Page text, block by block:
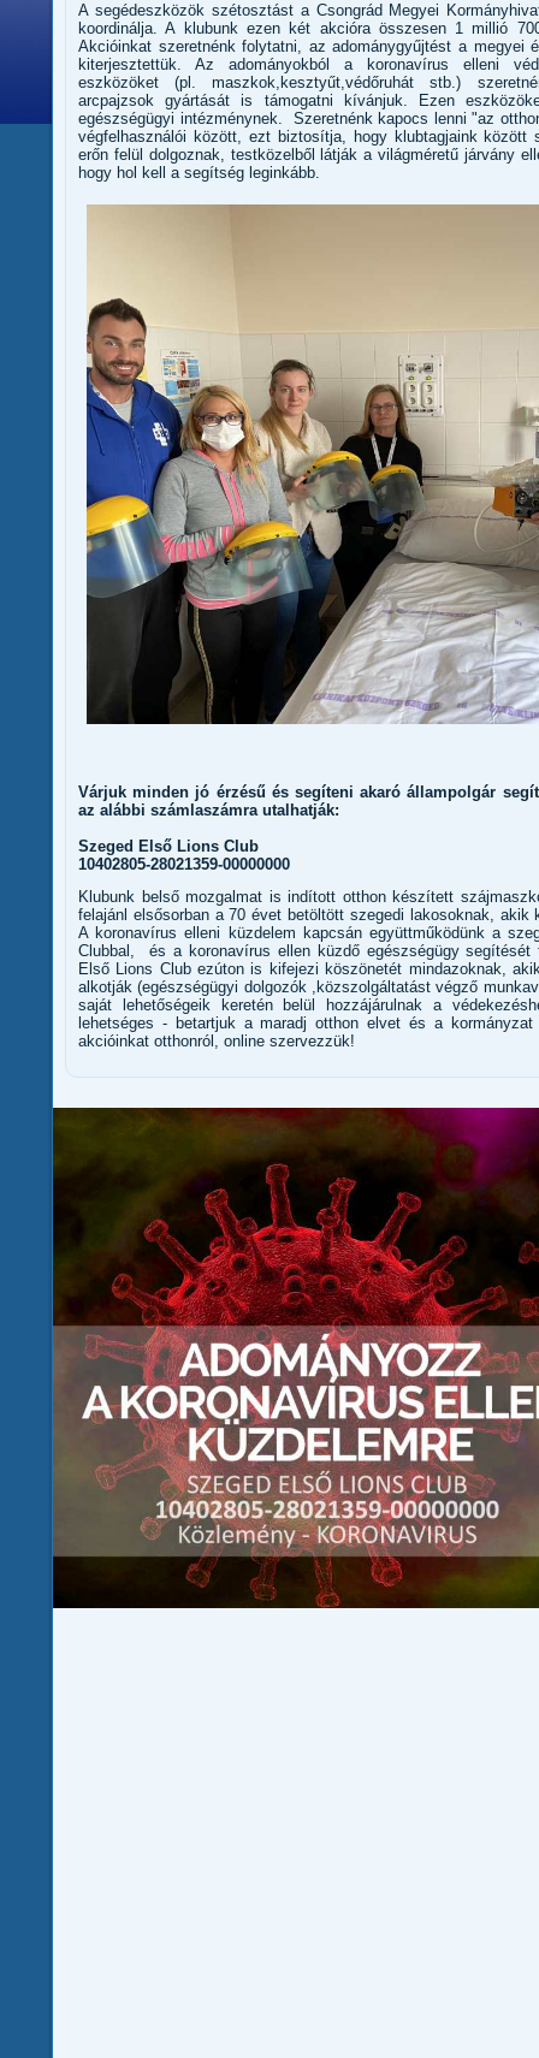
A segédeszközök szétosztást a Csongrád Megyei
koordinálja. A klubunk ezen két akcióra összesen 1 millió
Akcióinkat szeretnénk folytatni, az adománygyűjtést a megyei
kiterjesztettük. Az adományokból a koronavírus elleni
eszközöket (pl. maszkok,kesztyűt,védőruhát stb.)
arcpajzsok gyártását is támogatni kívánjuk. Ezen
egészségügyi intézménynek. Szeretnénk kapocs lenni "az
végfelhasználói között, ezt biztosítja, hogy klubtagjaink között
erőn felül dolgoznak, testközelből látják a világméretű járvány
hogy hol kell a segítség leginkább.
Várjuk minden jó érzésű és segíteni akaró állampolgár
az alábbi számlaszámra utalhatják:
Szeged Első Lions Club
10402805-28021359-00000000
Klubunk belső mozgalmat is indított otthon készített
felajánl elsősorban a 70 évet betöltött szegedi lakosoknak, akik
A koronavírus elleni küzdelem kapcsán együttműködünk a
Clubbal, és a koronavírus ellen küzdő egészségügy
Első Lions Club ezúton is kifejezi köszönetét mindazoknak,
alkotják (egészségügyi dolgozók ,közszolgáltatást végző
saját lehetőségeik keretén belül hozzájárulnak a
lehetséges - betartjuk a maradj otthon elvet és a
akcióinkat otthonról, online szervezzük!